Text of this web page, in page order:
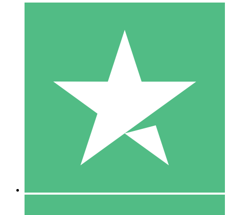
Pacotes de Créditos Individuais
Pague conforme o uso com créditos de download. Sem
1000